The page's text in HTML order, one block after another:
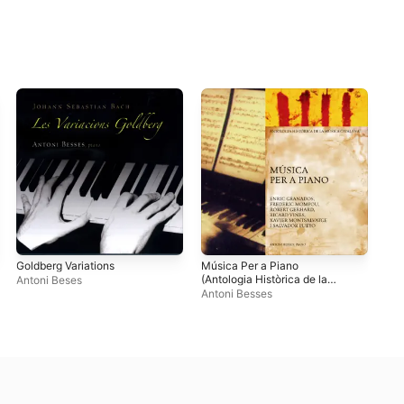
Goldberg Variations
Antoni Beses
Música Per a Piano
(Antologia Històrica de la
Música Catalana)
Antoni Besses